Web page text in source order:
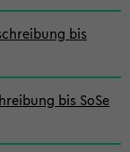
bis
bis SoSe